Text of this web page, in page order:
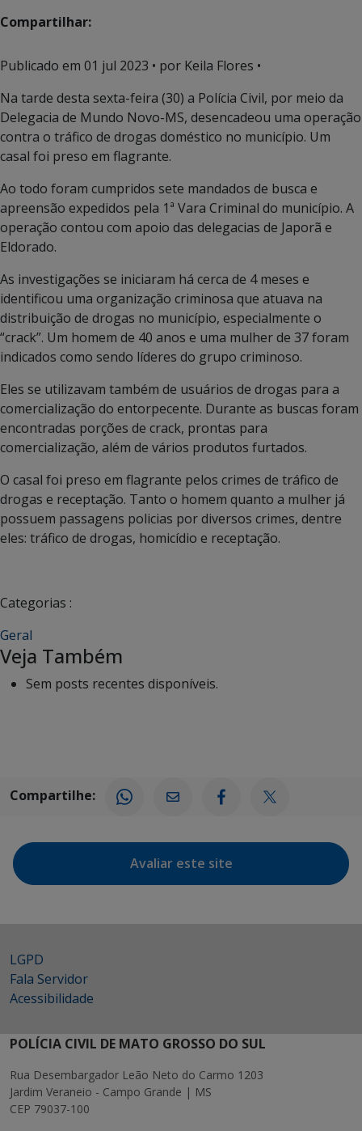
Compartilhar:
Publicado em 01 jul 2023 • por Keila Flores •
Na tarde desta sexta-feira (30) a Polícia Civil, por meio da
Delegacia de Mundo Novo-MS, desencadeou uma operação
contra o tráfico de drogas doméstico no município. Um
casal foi preso em flagrante.
Ao todo foram cumpridos sete mandados de busca e
apreensão expedidos pela 1ª Vara Criminal do município. A
operação contou com apoio das delegacias de Japorã e
Eldorado.
As investigações se iniciaram há cerca de 4 meses e
identificou uma organização criminosa que atuava na
distribuição de drogas no município, especialmente o
“crack”. Um homem de 40 anos e uma mulher de 37 foram
indicados como sendo líderes do grupo criminoso.
Eles se utilizavam também de usuários de drogas para a
comercialização do entorpecente. Durante as buscas foram
encontradas porções de crack, prontas para
comercialização, além de vários produtos furtados.
O casal foi preso em flagrante pelos crimes de tráfico de
drogas e receptação. Tanto o homem quanto a mulher já
possuem passagens policias por diversos crimes, dentre
eles: tráfico de drogas, homicídio e receptação.
Categorias :
Geral
Veja Também
Sem posts recentes disponíveis.
Compartilhe:
Avaliar este site
LGPD
Fala Servidor
Acessibilidade
POLÍCIA CIVIL DE MATO GROSSO DO SUL
Rua Desembargador Leão Neto do Carmo 1203
Jardim Veraneio - Campo Grande | MS
CEP 79037-100